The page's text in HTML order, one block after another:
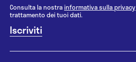
Consulta la nostrainformativa sulla privacy
trattamento dei tuoi dati.